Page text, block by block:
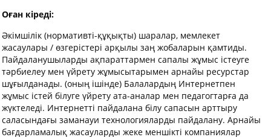
Оған кіреді:
Әкімшілік (нормативті-құқықты) шаралар, мемлекет
жасаулары / өзгерістері арқылы заң жобаларын қамтиды.
Пайдаланушыларды ақпараттармен сапалы жұмыс істеуге
тәрбиелеу мен үйрету жұмысытарымен арнайы ресурстар
шұғылданады. (оның ішінде) Балалардың Интернетпен
жұмыс істей білуге үйрету ата-аналар мен педагогтарға да
жүктеледі. Интернетті пайдалана білу сапасын арттыру
саласындағы заманауи технологияларды пайдалану. Арнайы
бағдарламалық жасауларды жеке меншікті компаниялар